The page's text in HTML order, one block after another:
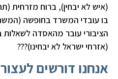
(איש לא יבחין), ברוח מזרחית
בו עובדי המשרד בחופשה
הציבורי עובר מהאסדה לשאלות
(אזרחי ישראל לא יבחינו)???
אנחנו דורשים